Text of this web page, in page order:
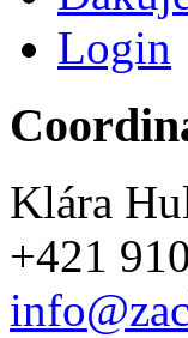
Login
Klára
+421